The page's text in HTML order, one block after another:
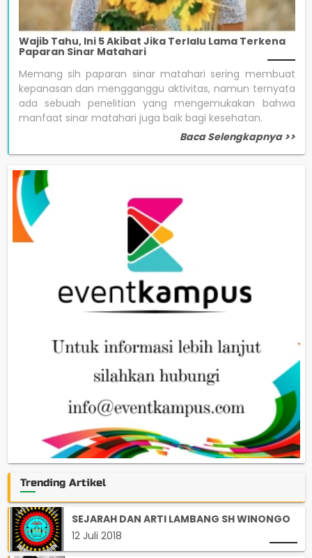
Wajib Tahu, Ini 5 Akibat Jika Terlalu Lama Terkena
Paparan Sinar Matahari
Memang sih paparan sinar matahari sering membuat
kepanasan dan mengganggu aktivitas, namun ternyata
ada sebuah penelitian yang mengemukakan bahwa
manfaat sinar matahari juga baik bagi kesehatan.
Baca Selengkapnya >>
Trending Artikel
SEJARAH DAN ARTI LAMBANG SH WINONGO
12 Juli 2018